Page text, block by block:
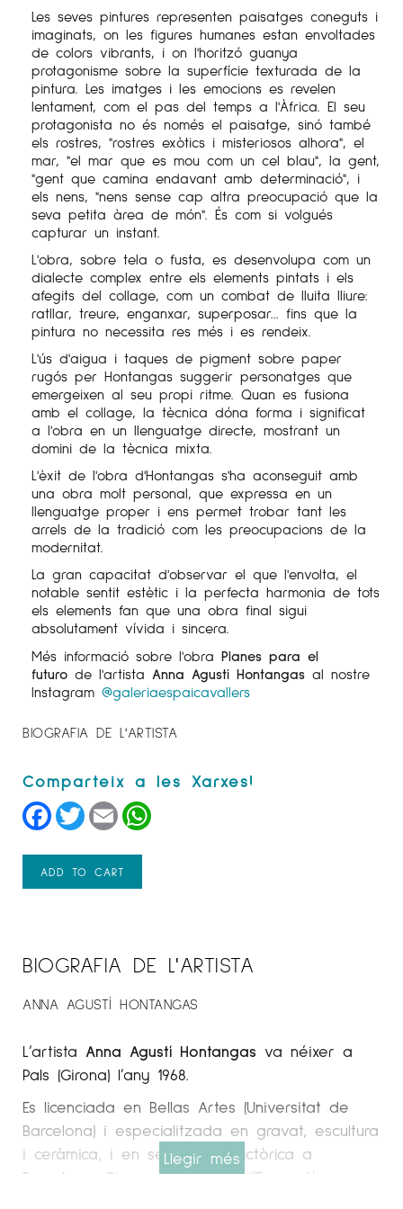
Les seves pintures representen paisatges coneguts i
imaginats, on les figures humanes estan envoltades
de colors vibrants, i on l'horitzó guanya
protagonisme sobre la superfície texturada de la
pintura. Les imatges i les emocions es revelen
lentament, com el pas del temps a l'Àfrica. El seu
protagonista no és només el paisatge, sinó també
els rostres, "rostres exòtics i misteriosos alhora", el
mar, "el mar que es mou com un cel blau", la gent,
"gent que camina endavant amb determinació", i
els nens, "nens sense cap altra preocupació que la
seva petita àrea de món". És com si volgués
capturar un instant.
L'obra, sobre tela o fusta, es desenvolupa com un
dialecte complex entre els elements pintats i els
afegits del collage, com un combat de lluita lliure:
ratllar, treure, enganxar, superposar... fins que la
pintura no necessita res més i es rendeix.
L'ús d'aigua i taques de pigment sobre paper
rugós per Hontangas suggerir personatges que
emergeixen al seu propi ritme. Quan es fusiona
amb el collage, la tècnica dóna forma i significat
a l'obra en un llenguatge directe, mostrant un
domini de la tècnica mixta.
L'èxit de l'obra d'Hontangas s'ha aconseguit amb
una obra molt personal, que expressa en un
llenguatge proper i ens permet trobar tant les
arrels de la tradició com les preocupacions de la
modernitat.
La gran capacitat d'observar el que l'envolta, el
notable sentit estètic i la perfecta harmonia de tots
els elements fan que una obra final sigui
absolutament vívida i sincera.
Més informació sobre l'obra Planes para el
futuro de l'artista Anna Agustí Hontangas al nostre
Instagram @galeriaespaicavallers
BIOGRAFIA DE L'ARTISTA
Facebook
TwitterEmail
ADD TO CART
BIOGRAFIA DE L'ARTISTA
ANNA AGUSTÍ HONTANGAS
L’artista Anna Agustí Hontangas va néixer a
Pals (Girona) l’any 1968.
Es licenciada en Bellas Artes (Universitat de
Barcelona) i especialitzada en gravat, escultura
i ceràmica, i en sensologia pictòrica a
Barcelona, ​​​​Girona i La Bisbal d’Empordà.
Llegir més